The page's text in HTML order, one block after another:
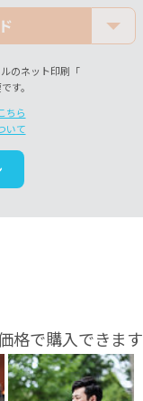
のネット印刷「
す。
ちら
いて
格で購入できます